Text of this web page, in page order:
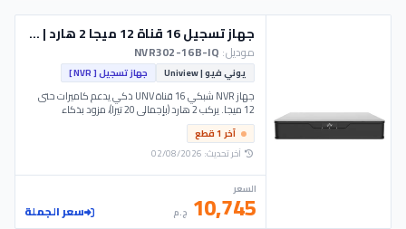
جهاز تسجيل 16 قناة 12 ميجا 2 هارد | NVR302-16B-IQ - UNV
موديل:
يوني فيو | Uniview جهاز تسجيل [ NVR ]
جهاز NVR شبكي 16 قناة UNV ذكي يدعم كاميرات حتى
12 ميجا. يركب 2 هارد (بإجمالي 20 تيرا)، مزود بذكاء
UNV. آخر 1 قطع
آخر تحديث: 02/08/2026
السعر
10,745 ج.م سعر الجملة